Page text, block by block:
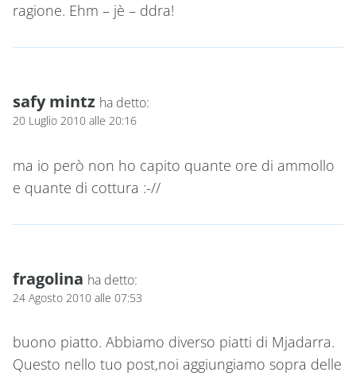
ragione. Ehm – jè – ddra!
safy mintz ha detto:
20 Luglio 2010 alle 20:16
ma io però non ho capito quante ore di ammollo
e quante di cottura :-//
fragolina ha detto:
24 Agosto 2010 alle 07:53
buono piatto. Abbiamo diverso piatti di Mjadarra.
Questo nello tuo post,noi aggiungiamo sopra delle